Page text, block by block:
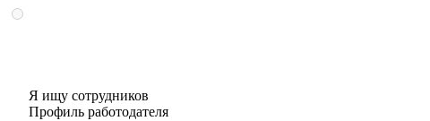
Я ищу сотрудников
Профиль работодателя